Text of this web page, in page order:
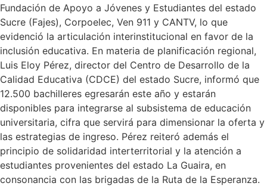
Fundación de Apoyo a Jóvenes y Estudiantes del estado
Sucre (Fajes), Corpoelec, Ven 911 y CANTV, lo que
evidenció la articulación interinstitucional en favor de la
inclusión educativa. En materia de planificación regional,
Luis Eloy Pérez, director del Centro de Desarrollo de la
Calidad Educativa (CDCE) del estado Sucre, informó que
12.500 bachilleres egresarán este año y estarán
disponibles para integrarse al subsistema de educación
universitaria, cifra que servirá para dimensionar la oferta y
las estrategias de ingreso. Pérez reiteró además el
principio de solidaridad interterritorial y la atención a
estudiantes provenientes del estado La Guaira, en
consonancia con las brigadas de la Ruta de la Esperanza.